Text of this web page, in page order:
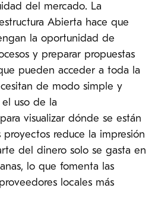
del mercado. La
Abierta hace que
la oportunidad de
y preparar propuestas
pueden acceder a toda la
de modo simple y
el uso de la
visualizar dónde se están
reduce la impresión
del dinero solo se gasta en
lo que fomenta las
locales más